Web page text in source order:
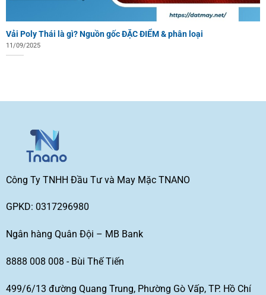
Vải Poly Thái là gì? Nguồn gốc ĐẶC ĐIỂM & phân loại
11/09/2025
Công Ty TNHH Đầu Tư và May Mặc TNANO
GPKD: 0317296980
Ngân hàng Quân Đội – MB Bank
8888 008 008 - Bùi Thế Tiến
499/6/13 đường Quang Trung, Phường Gò Vấp, TP. Hồ Chí